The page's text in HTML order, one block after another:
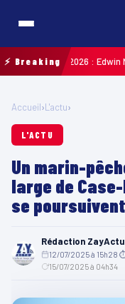
⚡ Breaking2026 : Edwin Nubul
Accueil›L'actu›
L'ACTU
Un marin-
large de
se poursuivent
Rédaction ZayActu
12/07/2025 à 15h28 ⏱
15/07/2025 à 04h34